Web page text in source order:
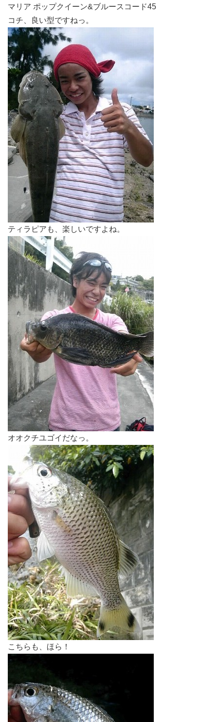
マリア ポップクイーン&ブルースコード45
コチ、良い型ですねっ。
ティラピアも、楽しいですよね。
オオクチユゴイだなっ。
こちらも、ほら！